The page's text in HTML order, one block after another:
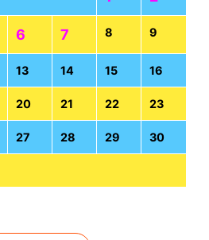
6 7 8 9
13 14 15 16
20 21 22 23
27 28 29 30